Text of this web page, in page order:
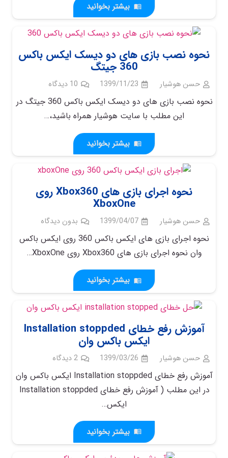
menu_book بیشتر بخوانید
نحوه نصب بازی های دو دیسک ایکس باکس
360 جیتگ
حسن هوشیار 1399/11/23
10 دیدگاه
نحوه نصب بازی های دو دیسک ایکس باکس 360 جیتگ در
این مطلب با سایت هوشیار همراه باشید،…
menu_book بیشتر بخوانید
نحوه اجرای بازی های Xbox360 روی
XboxOne
حسن هوشیار 1399/04/07 بدون دیدگاه
نحوه اجرای بازی های ایکس باکس 360 روی ایکس باکس
وان نحوه اجرای بازی های Xbox360 روی XboxOne…
menu_book بیشتر بخوانید
آموزش رفع خطای Installation stoppded
ایکس باکس وان
حسن هوشیار 1399/03/26
2دیدگاه
آموزش رفع خطای Installation stoppded ایکس باکس وان
در این مطلب ( آموزش رفع خطای Installation stoppded
ایکس…
menu_book بیشتر بخوانید